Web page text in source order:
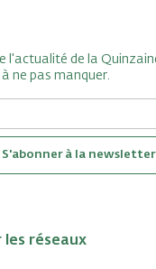
l'actualité de la
ne pas manquer.
S'abonner à la newsletter
les réseaux